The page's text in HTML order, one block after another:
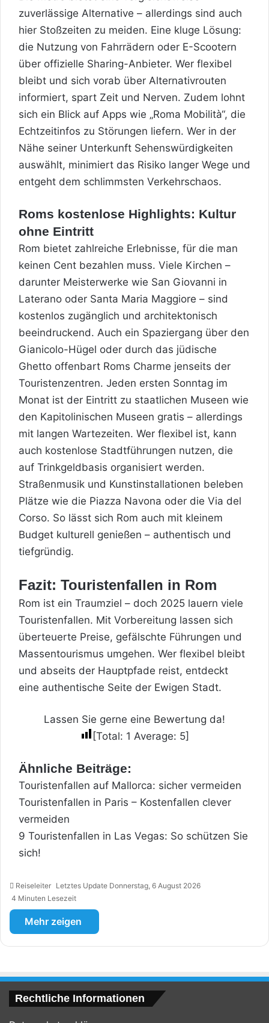
zuverlässige Alternative – allerdings sind auch
hier Stoßzeiten zu meiden. Eine kluge Lösung:
die Nutzung von Fahrrädern oder E-Scootern
über offizielle Sharing-Anbieter. Wer flexibel
bleibt und sich vorab über Alternativrouten
informiert, spart Zeit und Nerven. Zudem lohnt
sich ein Blick auf Apps wie „Roma Mobilità“, die
Echtzeitinfos zu Störungen liefern. Wer in der
Nähe seiner Unterkunft Sehenswürdigkeiten
auswählt, minimiert das Risiko langer Wege und
entgeht dem schlimmsten Verkehrschaos.
Roms kostenlose Highlights: Kultur
ohne Eintritt
Rom bietet zahlreiche Erlebnisse, für die man
keinen Cent bezahlen muss. Viele Kirchen –
darunter Meisterwerke wie San Giovanni in
Laterano oder Santa Maria Maggiore – sind
kostenlos zugänglich und architektonisch
beeindruckend. Auch ein Spaziergang über den
Gianicolo-Hügel oder durch das jüdische
Ghetto offenbart Roms Charme jenseits der
Touristenzentren. Jeden ersten Sonntag im
Monat ist der Eintritt zu staatlichen Museen wie
den Kapitolinischen Museen gratis – allerdings
mit langen Wartezeiten. Wer flexibel ist, kann
auch kostenlose Stadtführungen nutzen, die
auf Trinkgeldbasis organisiert werden.
Straßenmusik und Kunstinstallationen beleben
Plätze wie die Piazza Navona oder die Via del
Corso. So lässt sich Rom auch mit kleinem
Budget kulturell genießen – authentisch und
tiefgründig.
Fazit: Touristenfallen in Rom
Rom ist ein Traumziel – doch 2025 lauern viele
Touristenfallen. Mit Vorbereitung lassen sich
überteuerte Preise, gefälschte Führungen und
Massentourismus umgehen. Wer flexibel bleibt
und abseits der Hauptpfade reist, entdeckt
eine authentische Seite der Ewigen Stadt.
Lassen Sie gerne eine Bewertung da!
[Total: 1 Average: 5]
Ähnliche Beiträge:
Touristenfallen auf Mallorca: sicher vermeiden
Touristenfallen in Paris – Kostenfallen clever
vermeiden
9 Touristenfallen in Las Vegas: So schützen Sie
sich!
Reiseleiter Letztes Update Donnerstag, 6 August 2026
4 Minuten Lesezeit
Mehr zeigen
Rechtliche Informationen